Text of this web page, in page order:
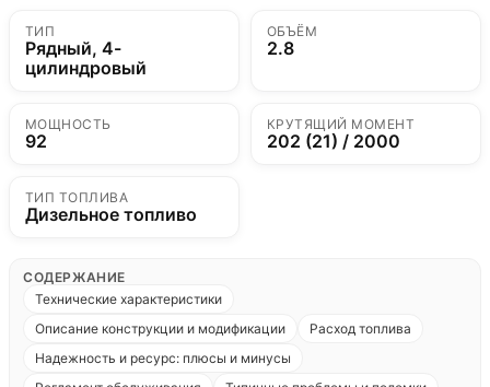
ТИП
Рядный, 4-
цилиндровый
ОБЪЁМ
2.8
МОЩНОСТЬ
92
КРУТЯЩИЙ МОМЕНТ
202 (21) / 2000
ТИП ТОПЛИВА
Дизельное топливо
СОДЕРЖАНИЕ
Технические характеристики
Описание конструкции и модификации
Расход топлива
Надежность и ресурс: плюсы и минусы